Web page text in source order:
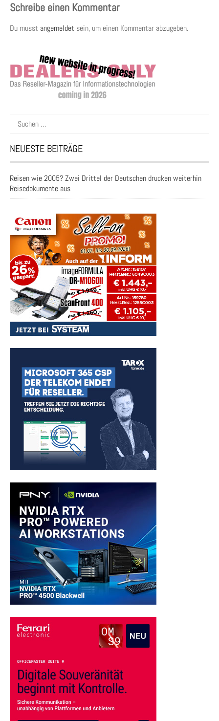
Schreibe einen Kommentar
Du musst angemeldet sein, um einen Kommentar abzugeben.
Suchen
nach:
NEUESTE BEITRÄGE
Reisen wie 2005? Zwei Drittel der Deutschen drucken weiterhin
Reisedokumente aus